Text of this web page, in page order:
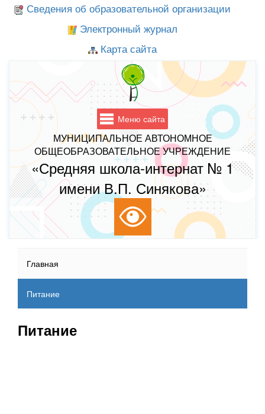
Сведения об образовательной организации
Электронный журнал
Карта сайта
Меню сайта
МУНИЦИПАЛЬНОЕ АВТОНОМНОЕ
ОБЩЕОБРАЗОВАТЕЛЬНОЕ УЧРЕЖДЕНИЕ
«Средняя школа-интернат № 1
имени В.П. Синякова»
Главная
Питание
Питание